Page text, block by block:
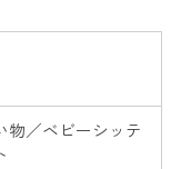
物／ベビーシッテ